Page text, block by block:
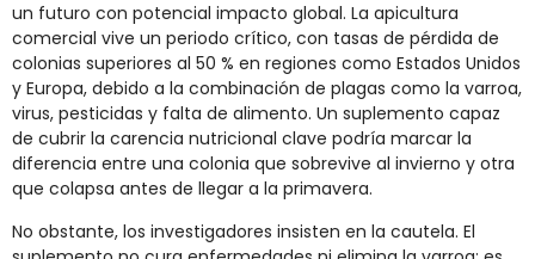
un futuro con potencial impacto global. La apicultura
comercial vive un periodo crítico, con tasas de pérdida de
colonias superiores al 50 % en regiones como Estados Unidos
y Europa, debido a la combinación de plagas como la varroa,
virus, pesticidas y falta de alimento. Un suplemento capaz
de cubrir la carencia nutricional clave podría marcar la
diferencia entre una colonia que sobrevive al invierno y otra
que colapsa antes de llegar a la primavera.
No obstante, los investigadores insisten en la cautela. El